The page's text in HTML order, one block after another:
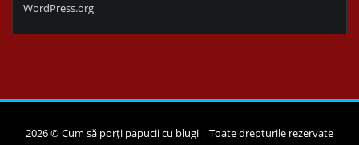
WordPress.org
2026 © Cum să porți papucii cu blugi | Toate drepturile rezervate